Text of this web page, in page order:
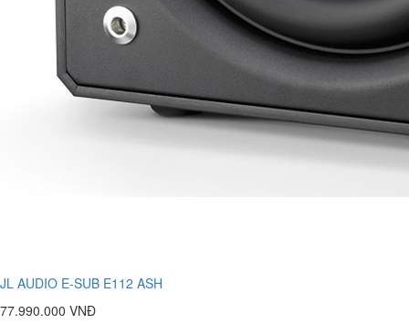
JL AUDIO E-SUB E112 ASH
77.990.000 VNĐ